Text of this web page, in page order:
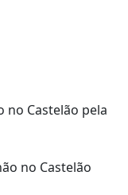
no Castelão pela